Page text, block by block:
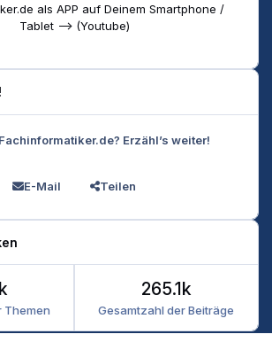
als APP auf Deinem Smartphone /
Tablet --> (Youtube)
Erzähl’s weiter!
E-Mail Teilen
Themen Gesamtzahl der Beiträge
265.1k